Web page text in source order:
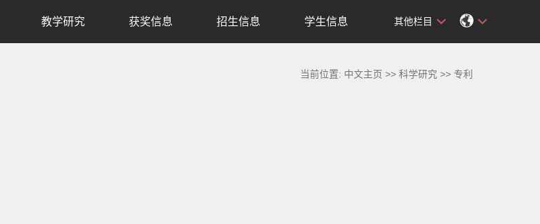
教学研究 获奖信息 招生信息 学生信息 其他栏目
当前位置: 中文主页 >>科学研究 >>专利